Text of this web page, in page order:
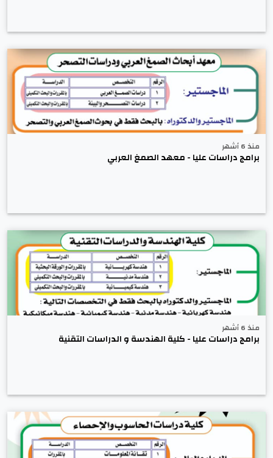
منذ 6 أشهر
برامج دراسات عليا - معهد الصمغ العربي
منذ 6 أشهر
برامج دراسات عليا - كلية الهندسة و الدراسات التقنية